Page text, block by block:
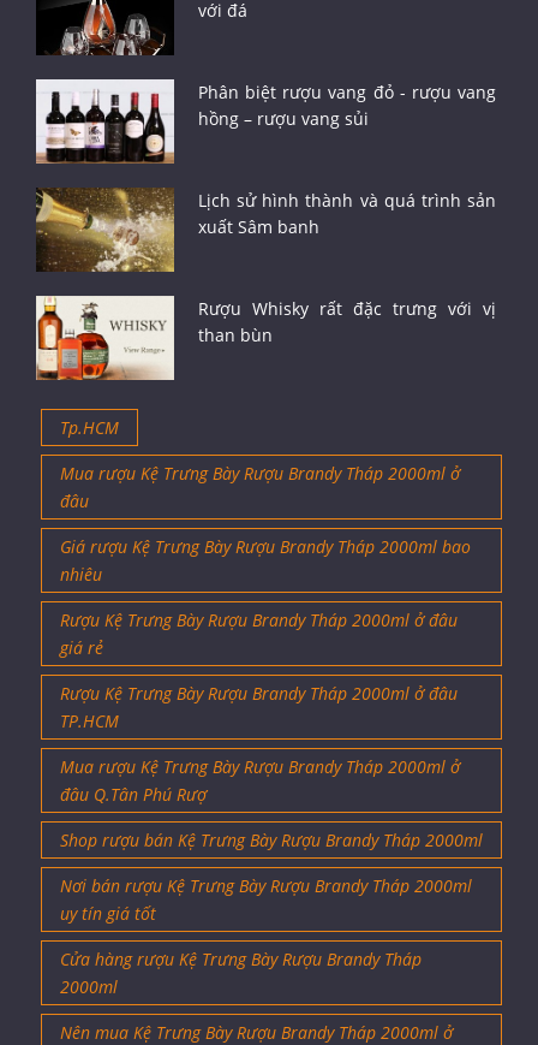
với đá
Phân biệt rượu vang đỏ - rượu vang
hồng – rượu vang sủi
Lịch sử hình thành và quá trình sản
xuất Sâm banh
Rượu Whisky rất đặc trưng với vị
than bùn
Tp.HCM
Mua rượu Kệ Trưng Bày Rượu Brandy Tháp 2000ml ở
đâu
Giá rượu Kệ Trưng Bày Rượu Brandy Tháp 2000ml bao
nhiêu
Rượu Kệ Trưng Bày Rượu Brandy Tháp 2000ml ở đâu
giá rẻ
Rượu Kệ Trưng Bày Rượu Brandy Tháp 2000ml ở đâu
TP.HCM
Mua rượu Kệ Trưng Bày Rượu Brandy Tháp 2000ml ở
đâu Q.Tân Phú Rượ
Shop rượu bán Kệ Trưng Bày Rượu Brandy Tháp 2000ml
Nơi bán rượu Kệ Trưng Bày Rượu Brandy Tháp 2000ml
uy tín giá tốt
Cửa hàng rượu Kệ Trưng Bày Rượu Brandy Tháp
2000ml
Nên mua Kệ Trưng Bày Rượu Brandy Tháp 2000ml ở